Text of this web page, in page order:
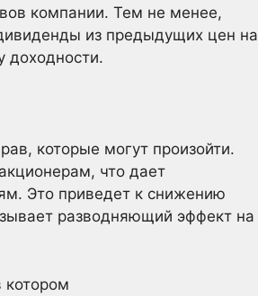
компании. Тем не менее,
из предыдущих цен на
доходности.
которые могут произойти.
что дает
Это приведет к снижению
разводняющий эффект на